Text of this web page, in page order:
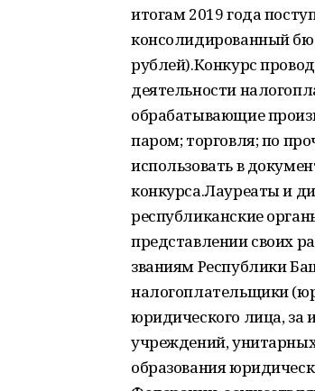
итогам 2019 года
консолидированный
рублей).Конкурс
деятельности
обрабатывающие
паром; торговля; по
использовать в
конкурса.Лауреаты и
республиканские
представлении своих
званиям Республики
налогоплательщики
юридического лица,
учреждений,
образования